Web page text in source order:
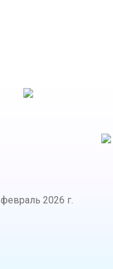
февраль 2026 г.